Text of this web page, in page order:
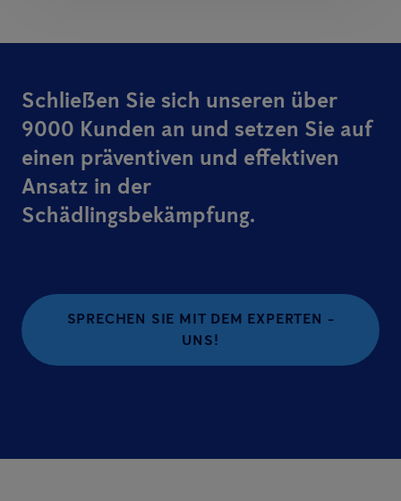
Schließen Sie sich unseren über
9000 Kunden an und setzen Sie auf
einen präventiven und effektiven
Ansatz in der
Schädlingsbekämpfung.
SPRECHEN SIE MIT DEM EXPERTEN -
UNS!